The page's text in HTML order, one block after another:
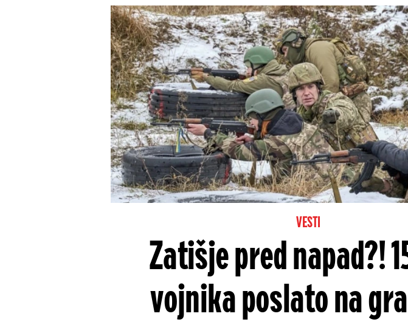
VESTI
Zatišje pred napad?!
vojnika poslato na